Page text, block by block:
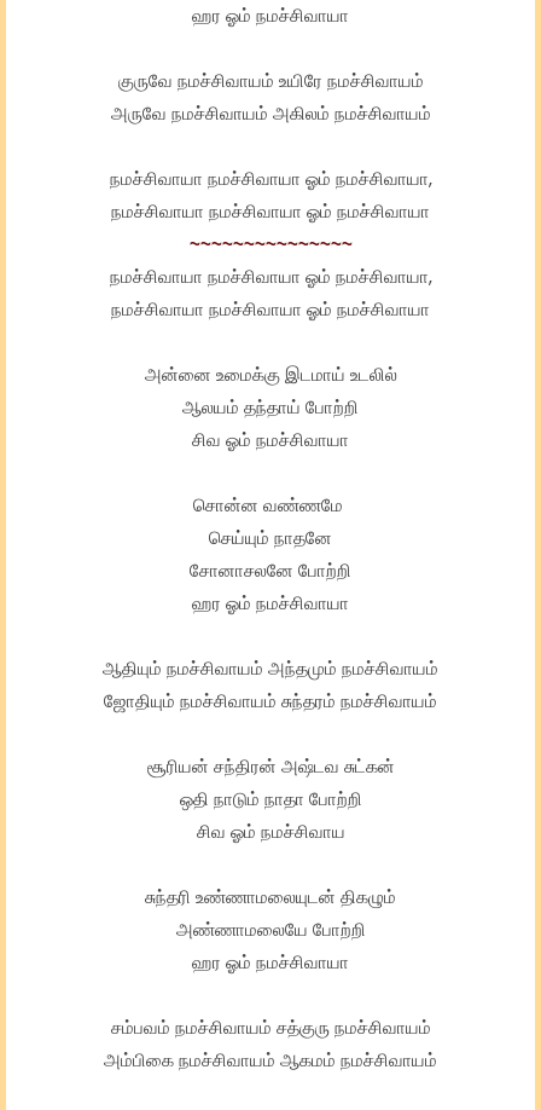
ஹர ஓம் நமச்சிவாயா
குருவே நமச்சிவாயம் உயிரே நமச்சிவாயம்
அருவே நமச்சிவாயம் அகிலம் நமச்சிவாயம்
நமச்சிவாயா நமச்சிவாயா ஓம் நமச்சிவாயா,
நமச்சிவாயா நமச்சிவாயா ஓம் நமச்சிவாயா
~~~~~~~~~~~~~~~
நமச்சிவாயா நமச்சிவாயா ஓம் நமச்சிவாயா,
நமச்சிவாயா நமச்சிவாயா ஓம் நமச்சிவாயா
அன்னை உமைக்கு இடமாய் உடலில்
ஆலயம் தந்தாய் போற்றி
சிவ ஓம் நமச்சிவாயா
சொன்ன வண்ணமே
செய்யும் நாதனே
சோனாசலனே போற்றி
ஹர ஓம் நமச்சிவாயா
ஆதியும் நமச்சிவாயம் அந்தமும் நமச்சிவாயம்
ஜோதியும் நமச்சிவாயம் சுந்தரம் நமச்சிவாயம்
சூரியன் சந்திரன் அஷ்டவ சுட்கன்
ஒதி நாடும் நாதா போற்றி
சிவ ஓம் நமச்சிவாய
சுந்தரி உண்ணாமலையுடன் திகழும்
அண்ணாமலையே போற்றி
ஹர ஓம் நமச்சிவாயா
சம்பவம் நமச்சிவாயம் சத்குரு நமச்சிவாயம்
அம்பிகை நமச்சிவாயம் ஆகமம் நமச்சிவாயம்